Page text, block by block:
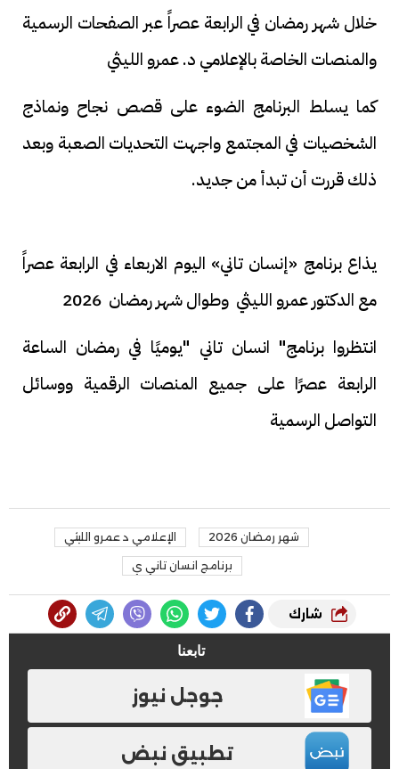
خلال شهر رمضان في الرابعة عصراً عبر الصفحات الرسمية
والمنصات الخاصة بالإعلامي د. عمرو الليثي
كما يسلط البرنامج الضوء على قصص نجاح ونماذج
الشخصيات في المجتمع واجهت التحديات الصعبة وبعد
ذلك قررت أن تبدأ من جديد.
يذاع برنامج «إنسان تاني» اليوم الاربعاء في الرابعة عصراً
مع الدكتور عمرو الليثي وطوال شهر رمضان 2026
انتظروا برنامج" انسان تاني "يوميًا في رمضان الساعة
الرابعة عصرًا على جميع المنصات الرقمية ووسائل
التواصل الرسمية
شهر رمضان 2026 الإعلامي د عمرو الليثي
برنامج انسان تاني ي
شارك
تابعنا
جوجل نيوز
تطبيق نبض